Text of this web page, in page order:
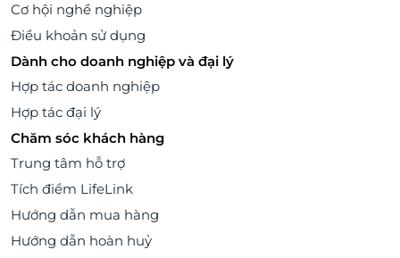
Cơ hội nghề nghiệp
Điều khoản sử dụng
Dành cho doanh nghiệp và đại lý
Hợp tác doanh nghiệp
Hợp tác đại lý
Chăm sóc khách hàng
Trung tâm hỗ trợ
Tích điểm LifeLink
Hướng dẫn mua hàng
Hướng dẫn hoàn huỷ